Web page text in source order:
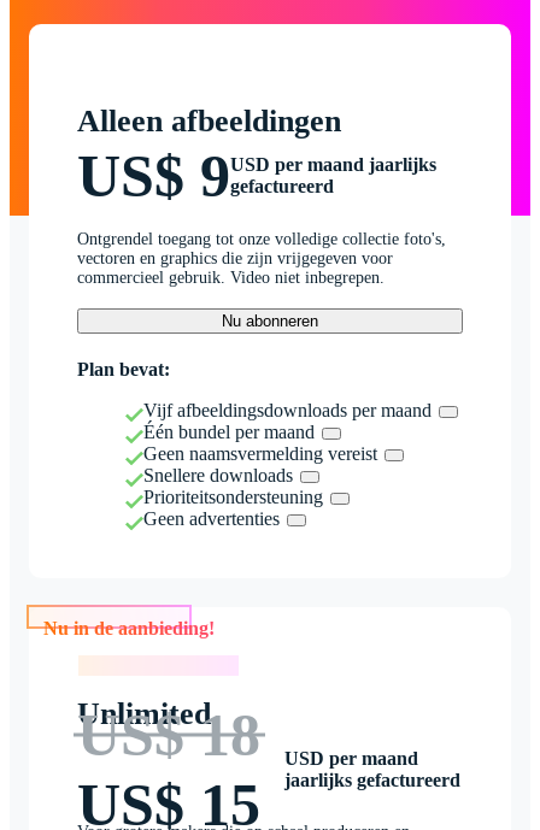
Alleen afbeeldingen
US$ 9USD per maand jaarlijks
gefactureerd
Ontgrendel toegang tot onze volledige collectie foto's,
vectoren en graphics die zijn vrijgegeven voor
commercieel gebruik. Video niet inbegrepen.
Nu abonneren
Plan bevat:
Vijf afbeeldingsdownloads per maand
Één bundel per maand
Geen naamsvermelding vereist
Snellere downloads
Prioriteitsondersteuning
Geen advertenties
Nu in de aanbieding!
Unlimited
US$ 18
US$ 15
USD per maand
jaarlijks gefactureerd